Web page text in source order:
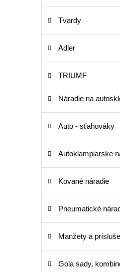
Tvardy
Adler
TRIUMF
Náradie na
Auto - sťahováky
Autoklampiarske
Kované náradie
Pneumatické
Manžety a
Gola sady,